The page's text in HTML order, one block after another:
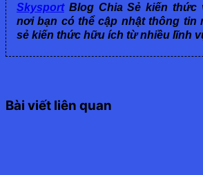
SkysportBlog Chia Sẻ kiến thức
nơi bạn có thể cập nhật thông tin
sẻ kiến thức hữu ích từ nhiều lĩnh
Bài viết liên quan